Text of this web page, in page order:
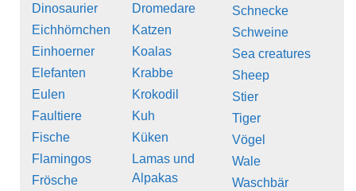
Dinosaurier
Eichhörnchen
Einhoerner
Elefanten
Eulen
Faultiere
Fische
Flamingos
Frösche
Dromedare
Katzen
Koalas
Krabbe
Krokodil
Kuh
Küken
Lamas und
Alpakas
Schnecke
Schweine
Sea creatures
Sheep
Stier
Tiger
Vögel
Wale
Waschbär